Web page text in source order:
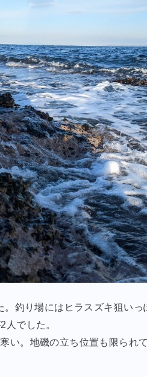
釣り場にはヒラスズキ狙い
でした。
。地磯の立ち位置も限られ